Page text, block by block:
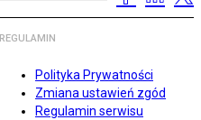
REGULAMIN
Polityka Prywatności
Zmiana ustawień zgód
Regulamin serwisu